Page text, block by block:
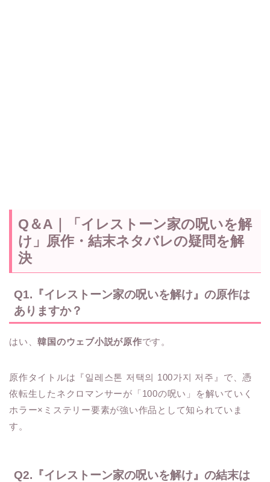
Q＆A｜「イレストーン家の呪いを解
け」原作・結末ネタバレの疑問を解
決
Q1.『イレストーン家の呪いを解け』の原作は
ありますか？
はい、韓国のウェブ小説が原作です。
原作タイトルは『일레스톤 저택의 100가지 저주』で、憑
依転生したネクロマンサーが「100の呪い」を解いていく
ホラー×ミステリー要素が強い作品として知られていま
す。
Q2.『イレストーン家の呪いを解け』の結末は